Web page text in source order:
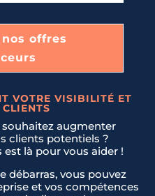
offres
VOTRE VISIBILITÉ ET
souhaitez augmenter
clients potentiels ?
là pour vous aider !
débarras, vous pouvez
et vos compétences